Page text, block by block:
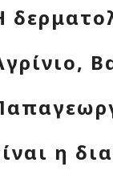
η